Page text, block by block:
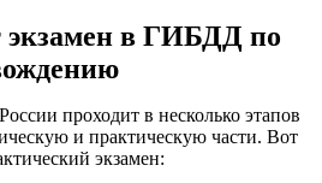
экзамен в ГИБДД по
проходит в несколько этапов
и практическую части. Вот
экзамен: